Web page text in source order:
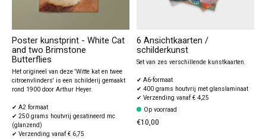
Poster kunstprint - White Cat
and two Brimstone
Butterflies
Het origineel van deze 'Witte kat en twee
citroenvlinders' is een schilderij gemaakt
rond 1900 door Arthur Heyer.
✔ A2 formaat
✔ 250 grams houtvrij gesatineerd mc
(glanzend)
✔ Verzending vanaf € 6,75
6 Ansichtkaarten /
schilderkunst
Set van zes verschillende kunstkaarten.
✔ A6-formaat
✔ 400 grams houtvrij met glanslaminaat
✔ Verzending vanaf € 4,25
Op voorraad
€10,00